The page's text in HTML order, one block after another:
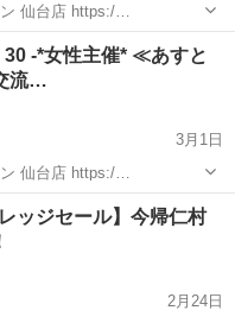
仙台店 https:/…
あすと長町
-*女性主催* ≪あすと
流…
3月1日
仙台店 https:/…
ッジセール】今帰仁村
2月24日